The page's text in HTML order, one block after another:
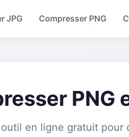
JPG Compresser PNG
PNG
en ligne gratuit pour